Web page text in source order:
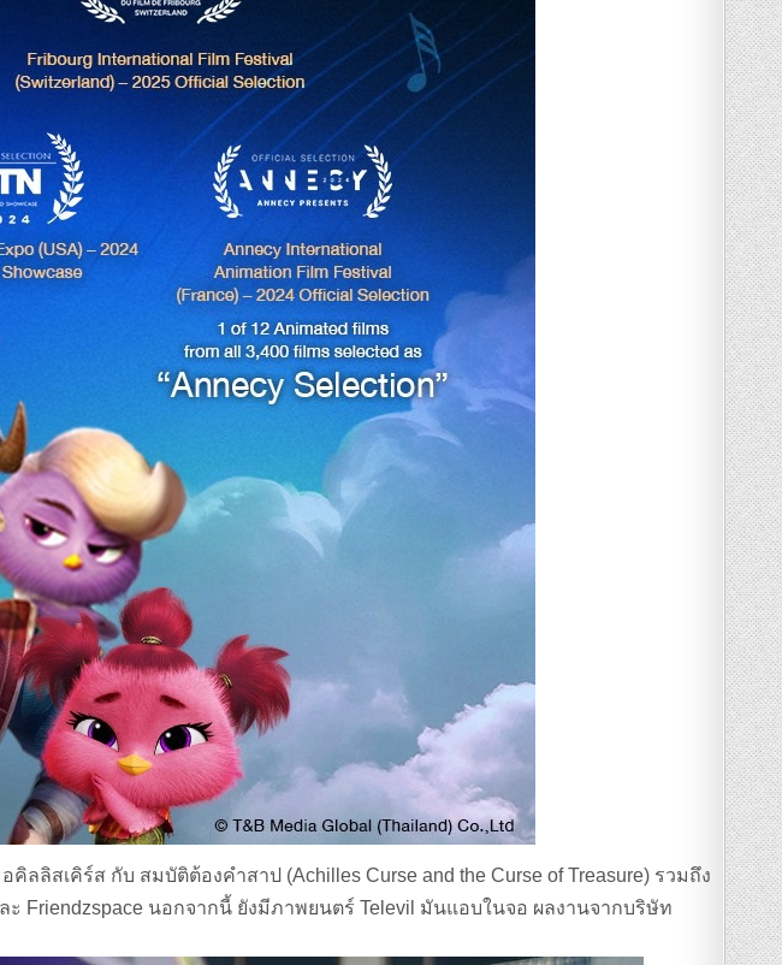
ลิสเคิร์ส กับ สมบัติต้องคำสาป (Achilles Curse and the Curse of Treasure) รวมถึง
ะ Friendzspace นอกจากนี้ ยังมีภาพยนตร์ Televil มันแอบในจอ ผลงานจากบริษัท